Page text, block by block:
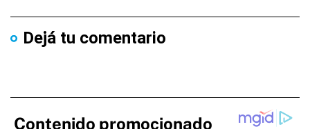
Dejá tu comentario